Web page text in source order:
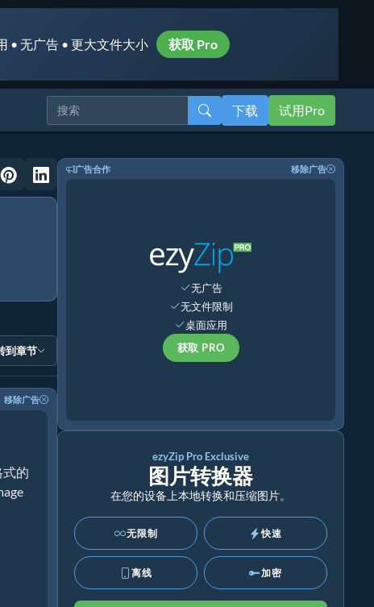
• 无广告 • 更大文件大小 获取 Pro
下载 试用Pro
到章节
移除广告
式的
广告合作 移除广告
无广告
无文件限制
桌面应用
获取 PRO
ezyZip Pro Exclusive
图片转换器
在您的设备上本地转换和压缩图片。
无限制 快速
离线 加密